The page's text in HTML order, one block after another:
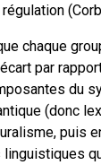
chaque
par
du
(donc
puis